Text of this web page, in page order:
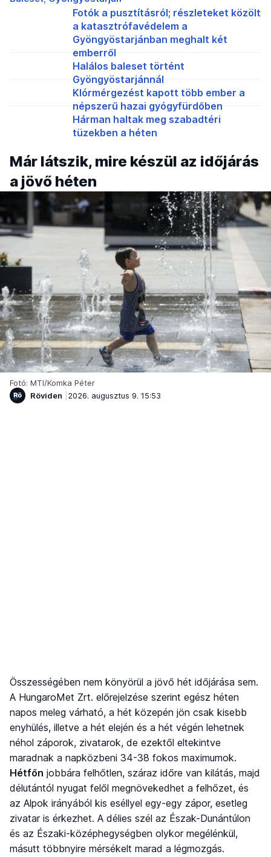
Fotók a pusztításról; részleteket közölt
a katasztrófavédelem a
Gyöngyöstarjánban meghalt két
emberről
Halálos baleset történt
Gyöngyöstarjánnál
Klórmérgezést kapott több ember a
népszerű hazai gyógyfürdőben
Hárman haltak meg szabadtéri
tüzekben a héten
Már látszik, mire készül az időjárás
a jövő héten
Fotó: MTI/Komka Péter
Röviden
2026. augusztus 9. 15:53
Összességében nem könyörül a jövő hét időjárása sem.
A HungaroMet Zrt. előrejelzése szerint egész héten
napos meleg várható, a hét közepén jön csak kisebb
enyhülés, illetve a hét elején és a hét végén lehetnek
néhol záporok, zivatarok, de ezektől eltekintve
maradnak a napközbeni 34-38 fokos maximumok.
Hétfőn jobbára felhőtlen, száraz időre van kilátás, majd
délutántól nyugat felől megnövekedhet a felhőzet, és
az Alpok irányából kis eséllyel egy-egy zápor, esetleg
zivatar is érkezhet. A délies szél az Észak-Dunántúlon
és az Északi-középhegységben olykor megélénkül,
másutt többnyire mérsékelt marad a légmozgás.